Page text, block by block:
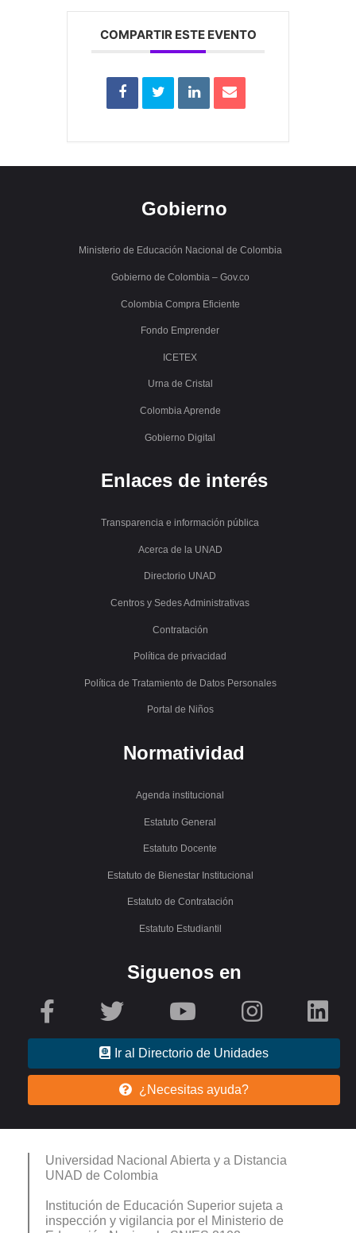
COMPARTIR ESTE EVENTO
Gobierno
Ministerio de Educación Nacional de Colombia
Gobierno de Colombia – Gov.co
Colombia Compra Eficiente
Fondo Emprender
ICETEX
Urna de Cristal
Colombia Aprende
Gobierno Digital
Enlaces de interés
Transparencia e información pública
Acerca de la UNAD
Directorio UNAD
Centros y Sedes Administrativas
Contratación
Política de privacidad
Política de Tratamiento de Datos Personales
Portal de Niños
Normatividad
Agenda institucional
Estatuto General
Estatuto Docente
Estatuto de Bienestar Institucional
Estatuto de Contratación
Estatuto Estudiantil
Siguenos en
Ir al Directorio de Unidades
¿Necesitas ayuda?
Universidad Nacional Abierta y a Distancia
UNAD de Colombia
Institución de Educación Superior sujeta a
inspección y vigilancia por el Ministerio de